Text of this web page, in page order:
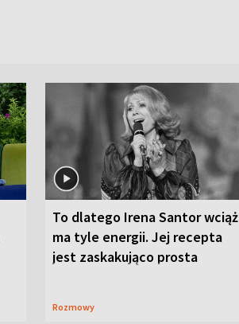
To dlatego Irena Santor wciąż
ma tyle energii. Jej recepta
jest zaskakująco prosta
Rozmowy